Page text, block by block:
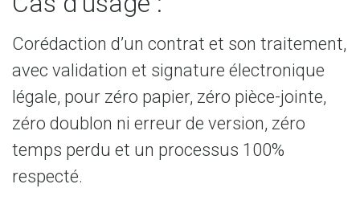
Corédaction d’un contrat et son traitement,
avec validation et signature électronique
légale, pour zéro papier, zéro pièce-jointe,
zéro doublon ni erreur de version, zéro
temps perdu et un processus 100%
respecté.